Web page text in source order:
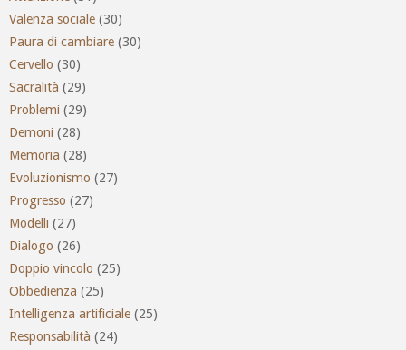
Valenza sociale (30)
Paura di cambiare (30)
Cervello (30)
Sacralità (29)
Problemi (29)
Demoni (28)
Memoria (28)
Evoluzionismo (27)
Progresso (27)
Modelli (27)
Dialogo (26)
Doppio vincolo (25)
Obbedienza (25)
Intelligenza artificiale (25)
Responsabilità (24)